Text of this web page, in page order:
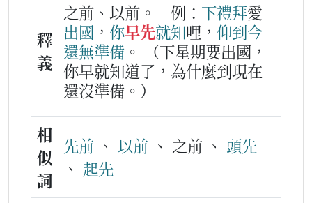
釋
義
之前、以前。 例： 下禮拜愛
出國 ， 你早先就知哩， 仰到今
還無準備 。
（下星期要出國，
你早就知道了，為什麼到現在
還沒準備。）
相
似
詞
先前 、 以前 、 之前 、 頭先
、 起先